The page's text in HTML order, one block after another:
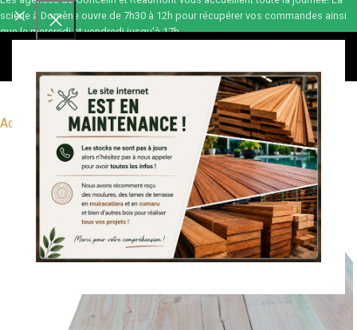
Accueil Bois de construction Sciage Douglas
scierie à Domène ouvre de 7h30 à 12h pour récupérer vos commandes ainsi
que le mercredi et vendredi jusqu'à 17h.